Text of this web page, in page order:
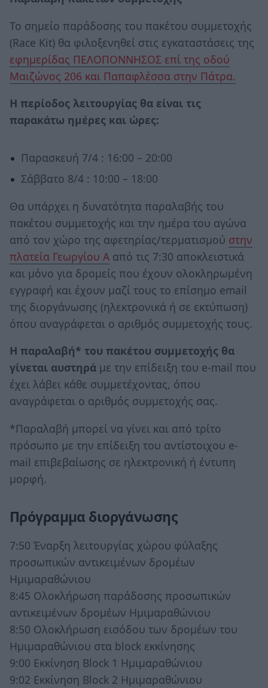
Το σημείο παράδοσης του πακέτου συμμετοχής
(Race Kit) θα φιλοξενηθεί στις εγκαταστάσεις της
εφημερίδας ΠΕΛΟΠΟΝΝΗΣΟΣ επί της οδού
Μαιζώνος 206 και Παπαφλέσσα στην Πάτρα.
Η περίοδος λειτουργίας θα είναι τις
παρακάτω ημέρες και ώρες:
Παρασκευή 7/4 : 16:00 – 20:00
Σάββατο 8/4 : 10:00 – 18:00
Θα υπάρχει η δυνατότητα παραλαβής του
πακέτου συμμετοχής και την ημέρα του αγώνα
από τον χώρο της αφετηρίας/τερματισμού στην
πλατεία Γεωργίου Α από τις 7:30 αποκλειστικά
και μόνο για δρομείς που έχουν ολοκληρωμένη
εγγραφή και έχουν μαζί τους το επίσημο email
της διοργάνωσης (ηλεκτρονικά ή σε εκτύπωση)
όπου αναγράφεται ο αριθμός συμμετοχής τους.
Η παραλαβή* του πακέτου συμμετοχής θα
γίνεται αυστηρά με την επίδειξη του e-mail που
έχει λάβει κάθε συμμετέχοντας, όπου
αναγράφεται ο αριθμός συμμετοχής σας.
*Παραλαβή μπορεί να γίνει και από τρίτο
πρόσωπο με την επίδειξη του αντίστοιχου e-
mail επιβεβαίωσης σε ηλεκτρονική ή έντυπη
μορφή.
Πρόγραμμα διοργάνωσης
7:50 Έναρξη λειτουργίας χώρου φύλαξης
προσωπικών αντικειμένων δρομέων
Ημιμαραθώνιου
8:45 Ολοκλήρωση παράδοσης προσωπικών
αντικειμένων δρομέων Ημιμαραθώνιου
8:50 Ολοκλήρωση εισόδου των δρομέων του
Ημιμαραθώνιου στα block εκκίνησης
9:00 Εκκίνηση Block 1 Hμιμαραθώνιου
9:02 Εκκίνηση Block 2 Ημιμαραθώνιου